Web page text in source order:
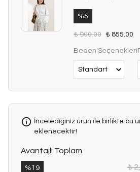
%5
₺ 900.00 ₺ 855.00
Beden Seçenekleri
İncelediğiniz ürün ile birlikte bu
eklenecektir!
Avantajlı Toplam
% 19 ₺